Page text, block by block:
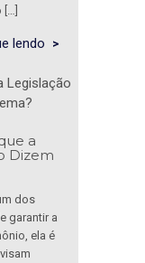
lendo
a
Dizem
dos
garantir a
ela é